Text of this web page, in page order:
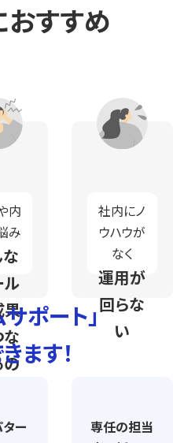
おすすめ
内
み
ル
果
な
の
ー
社内にノ
ウハウが
なく
運用が
回らな
い
専任の担当
ポート」
ます！